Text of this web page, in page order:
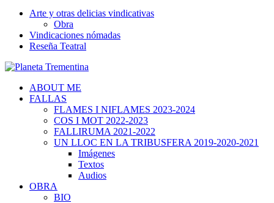
Arte y otras delicias vindicativas
Obra
Vindicaciones nómadas
Reseña Teatral
ABOUT ME
FALLAS
FLAMES I NIFLAMES 2023-2024
COS I MOT 2022-2023
FALLIRUMA 2021-2022
UN LLOC EN LA TRIBUSFERA 2019-2020-2021
Imágenes
Textos
Audios
OBRA
BIO